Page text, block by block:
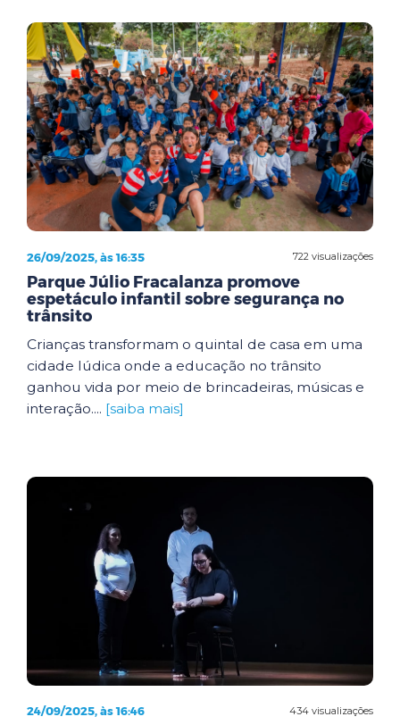
722 visualizações
26/09/2025, às 16:35
Parque Júlio Fracalanza promove
espetáculo infantil sobre segurança no
trânsito
Crianças transformam o quintal de casa em uma
cidade lúdica onde a educação no trânsito
ganhou vida por meio de brincadeiras, músicas e
interação.... [saiba mais]
434 visualizações
24/09/2025, às 16:46